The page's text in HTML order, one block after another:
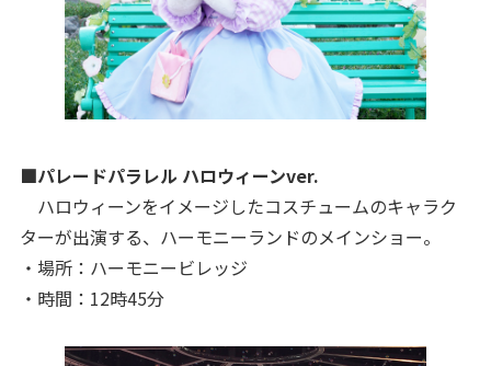
■パレードパラレル ハロウィーンver.
ハロウィーンをイメージしたコスチュームのキャラク
ターが出演する、ハーモニーランドのメインショー。
・場所：ハーモニービレッジ
・時間：12時45分